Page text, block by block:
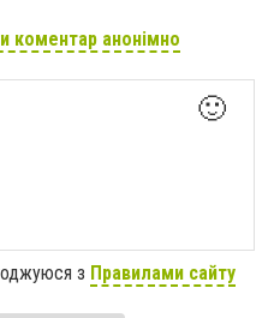
коментар анонімно
🙂
з Правилами сайту